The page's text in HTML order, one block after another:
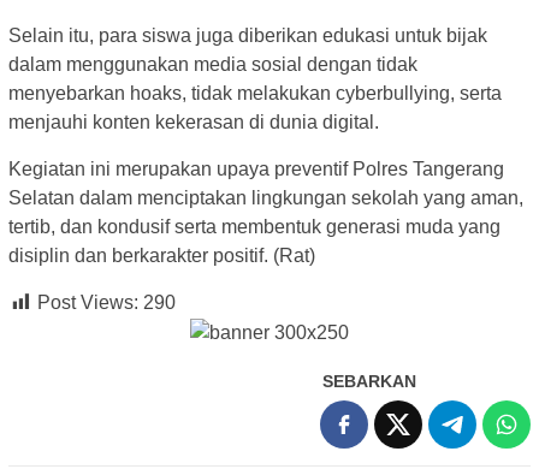
Selain itu, para siswa juga diberikan edukasi untuk bijak
dalam menggunakan media sosial dengan tidak
menyebarkan hoaks, tidak melakukan cyberbullying, serta
menjauhi konten kekerasan di dunia digital.
Kegiatan ini merupakan upaya preventif Polres Tangerang
Selatan dalam menciptakan lingkungan sekolah yang aman,
tertib, dan kondusif serta membentuk generasi muda yang
disiplin dan berkarakter positif. (Rat)
Post Views: 290
SEBARKAN